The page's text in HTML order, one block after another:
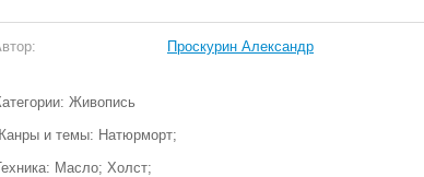
Проскурин Александр
Живопись
и темы: Натюрморт;
Масло; Холст;